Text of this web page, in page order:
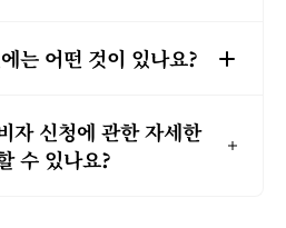
는 어떤 것이 있나요?
자 신청에 관한 자세한
수 있나요?